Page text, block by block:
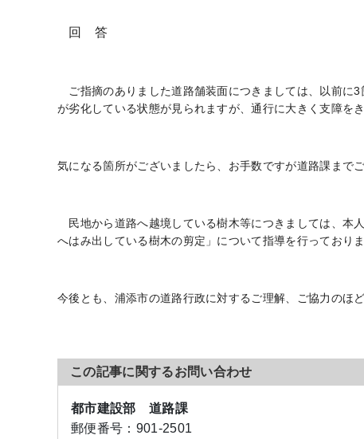
回 答
ご指摘のありました道路舗装面につきましては、以前に
が劣化している状態が見られますが、通行に大きく支障を
気になる箇所がございましたら、お手数ですが道路課まで
民地から道路へ越境している樹木等につきましては、本
へはみ出している樹木の剪定」について指導を行っており
今後とも、浦添市の道路行政に対するご理解、ご協力のほ
この記事に関するお問い合わせ
都市建設部 道路課
郵便番号： 901-2501